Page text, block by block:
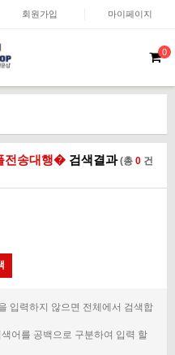
회원가입 마이페이지
0
전송대행� 검색결과(총 0 건
입력하지 않으면 전체에서 검색합
어를 공백으로 구분하여 입력 할